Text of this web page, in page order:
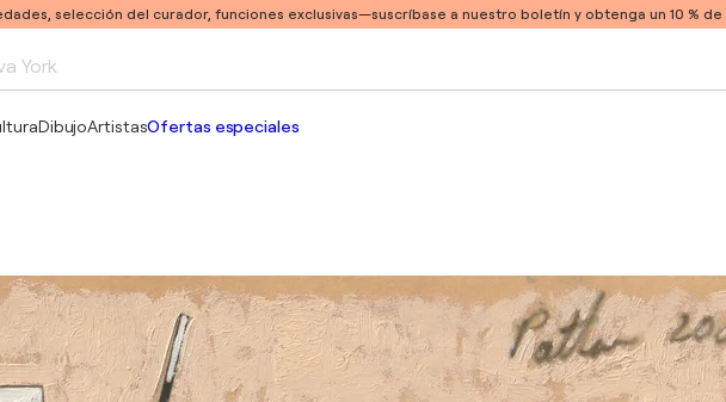
selección del curador, funciones exclusivas—suscríbase a nuestro boletín y obtenga un 10 %
York
DibujoArtistasOfertas especiales